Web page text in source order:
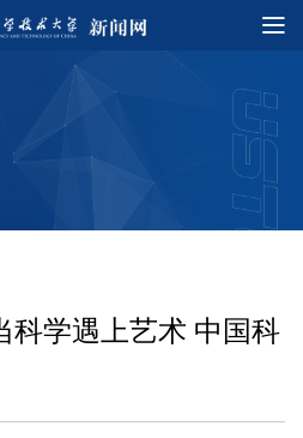
科学遇上艺术 中国科